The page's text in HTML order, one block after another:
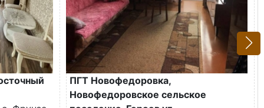
ПГТ Новофедоровка,
Новофедоровское сельское